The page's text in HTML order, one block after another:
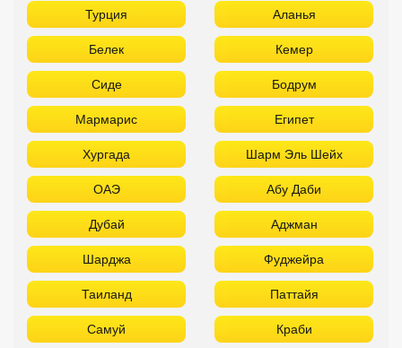
Турция Аланья
Белек Кемер
Сиде Бодрум
Мармарис Египет
Хургада Шарм Эль Шейх
ОАЭ Абу Даби
Дубай Аджман
Шарджа Фуджейра
Таиланд Паттайя
Самуй Краби